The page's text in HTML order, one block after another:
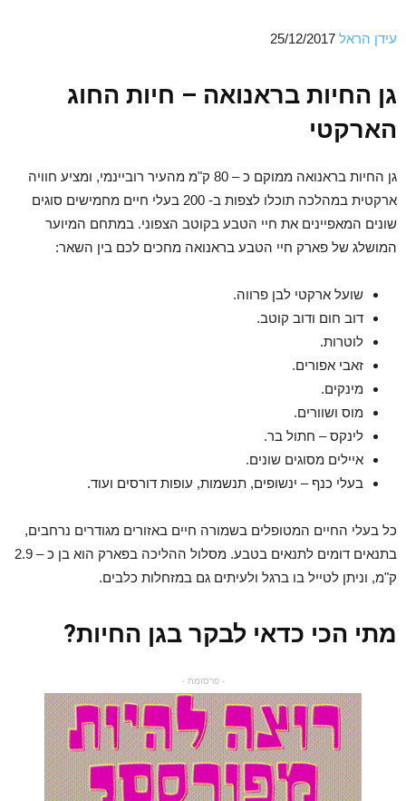
עידן הראל
גן החיות בראנואה – חיות החוג
הארקטי
גן החיות בראנואה ממוקם כ – 80 ק"מ מהעיר רוביינמי, ומציע חוויה
ארקטית במהלכה תוכלו לצפות ב- 200 בעלי חיים מחמישים סוגים
שונים המאפיינים את חיי הטבע בקוטב הצפוני. במתחם המיוער
המושלג של פארק חיי הטבע בראנואה מחכים לכם בין השאר:
שועל ארקטי לבן פרווה.
דוב חום ודוב קוטב.
לוטרות.
זאבי אפורים.
מינקים.
מוס ושוורים.
לינקס – חתול בר.
איילים מסוגים שונים.
בעלי כנף – ינשופים, תנשמות, עופות דורסים ועוד.
כל בעלי החיים המטופלים בשמורה חיים באזורים מגודרים נרחבים,
בתנאים דומים לתנאים בטבע. מסלול ההליכה בפארק הוא בן כ – 2.9
ק"מ, וניתן לטייל בו ברגל ולעיתים גם במזחלות כלבים.
מתי הכי כדאי לבקר בגן החיות?
- פרסומת -